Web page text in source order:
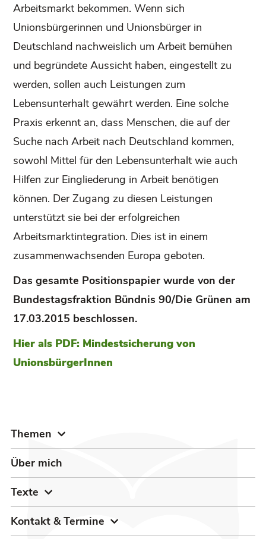
Arbeitsmarkt bekommen. Wenn sich
Unionsbürgerinnen und Unionsbürger in
Deutschland nachweislich um Arbeit bemühen
und begründete Aussicht haben, eingestellt zu
werden, sollen auch Leistungen zum
Lebensunterhalt gewährt werden. Eine solche
Praxis erkennt an, dass Menschen, die auf der
Suche nach Arbeit nach Deutschland kommen,
sowohl Mittel für den Lebensunterhalt wie auch
Hilfen zur Eingliederung in Arbeit benötigen
können. Der Zugang zu diesen Leistungen
unterstützt sie bei der erfolgreichen
Arbeitsmarktintegration. Dies ist in einem
zusammenwachsenden Europa geboten.
Das gesamte Positionspapier wurde von der
Bundestagsfraktion Bündnis 90/Die Grünen am
17.03.2015 beschlossen.
Hier als PDF: Mindestsicherung von
UnionsbürgerInnen
Themen
Über mich
Texte
Kontakt & Termine